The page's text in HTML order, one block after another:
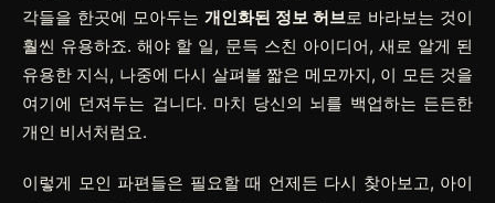
각들을 한곳에 모아두는 개인화된 정보 허브로 바라보는 것이
훨씬 유용하죠. 해야 할 일, 문득 스친 아이디어, 새로 알게 된
유용한 지식, 나중에 다시 살펴볼 짧은 메모까지, 이 모든 것을
여기에 던져두는 겁니다. 마치 당신의 뇌를 백업하는 든든한
개인 비서처럼요.
이렇게 모인 파편들은 필요할 때 언제든 다시 찾아보고, 아이